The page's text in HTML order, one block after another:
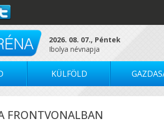
2026. 08. 07., Péntek
Ibolya névnapja
KÜLFÖLD
FRONTVONALBAN